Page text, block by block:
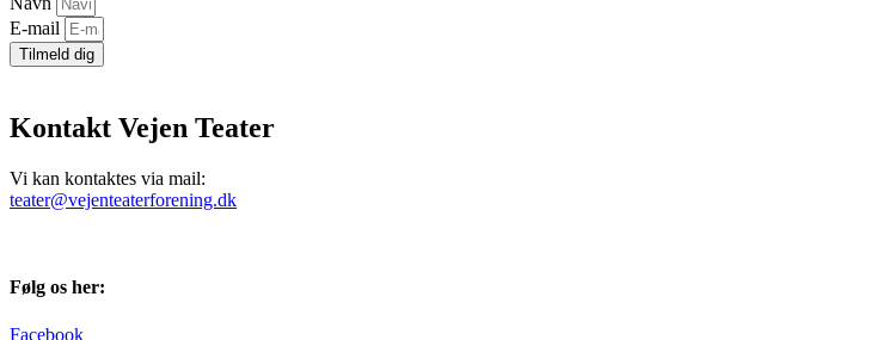
E-mail
Tilmeld dig
Kontakt Vejen Teater
Vi kan kontaktes via mail:
teater@vejenteaterforening.dk
Følg os her:
Facebook